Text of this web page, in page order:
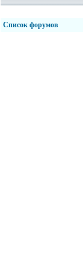
Список форумов